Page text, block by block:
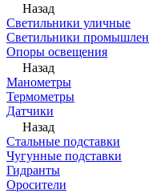
Назад
Светильники уличные
Светильники
Опоры освещения
Назад
Манометры
Термометры
Датчики
Назад
Стальные подставки
Чугунные подставки
Гидранты
Оросители